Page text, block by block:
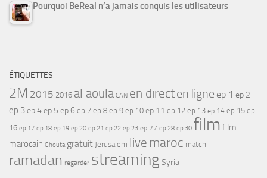
Pourquoi BeReal n’a jamais conquis les utilisateurs
ÉTIQUETTES
2M 2015 2016 al aoula CAN en directen ligne ep 1 ep 2
ep 3ep 4ep 5 ep 6 ep 7 ep 8 ep 9 ep 10 ep 11 ep 12 ep 13 ep 14 ep 15 ep
16 ep 17 ep 18 ep 19 ep 20 ep 21 ep 22 ep 23 ep 27 ep 28 ep 30 film film
marocain Ghouta gratuit Jerusalem live maroc match
ramadan regarder streamingSyria